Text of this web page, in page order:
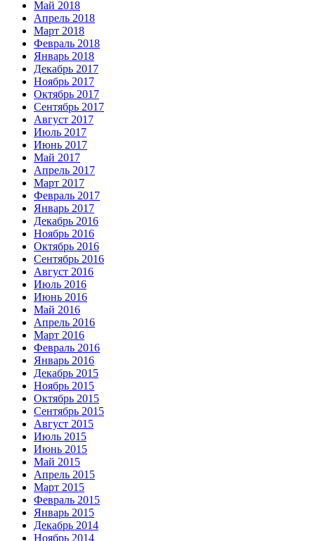
Май 2018
Апрель 2018
Март 2018
Февраль 2018
Январь 2018
Декабрь 2017
Ноябрь 2017
Октябрь 2017
Сентябрь 2017
Август 2017
Июль 2017
Июнь 2017
Май 2017
Апрель 2017
Март 2017
Февраль 2017
Январь 2017
Декабрь 2016
Ноябрь 2016
Октябрь 2016
Сентябрь 2016
Август 2016
Июль 2016
Июнь 2016
Май 2016
Апрель 2016
Март 2016
Февраль 2016
Январь 2016
Декабрь 2015
Ноябрь 2015
Октябрь 2015
Сентябрь 2015
Август 2015
Июль 2015
Июнь 2015
Май 2015
Апрель 2015
Март 2015
Февраль 2015
Январь 2015
Декабрь 2014
Ноябрь 2014